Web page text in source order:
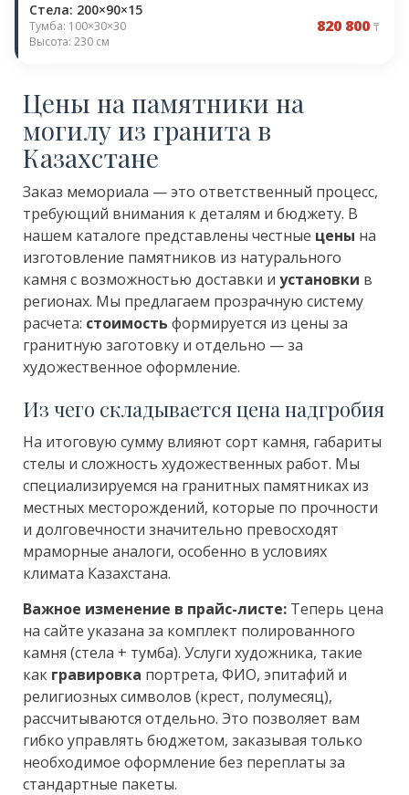
Стела: 200×90×15
Тумба: 100×30×30
Высота: 230 см
820 800 ₸
Цены на памятники на
могилу из гранита в
Казахстане
Заказ мемориала — это ответственный процесс,
требующий внимания к деталям и бюджету. В
нашем каталоге представлены честные цены на
изготовление памятников из натурального
камня с возможностью доставки и установки в
регионах. Мы предлагаем прозрачную систему
расчета: стоимость формируется из цены за
гранитную заготовку и отдельно — за
художественное оформление.
Из чего складывается цена надгробия
На итоговую сумму влияют сорт камня, габариты
стелы и сложность художественных работ. Мы
специализируемся на гранитных памятниках из
местных месторождений, которые по прочности
и долговечности значительно превосходят
мраморные аналоги, особенно в условиях
климата Казахстана.
Важное изменение в прайс-листе: Теперь цена
на сайте указана за комплект полированного
камня (стела + тумба). Услуги художника, такие
как гравировка портрета, ФИО, эпитафий и
религиозных символов (крест, полумесяц),
рассчитываются отдельно. Это позволяет вам
гибко управлять бюджетом, заказывая только
необходимое оформление без переплаты за
стандартные пакеты.